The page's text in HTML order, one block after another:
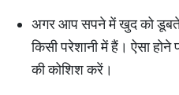
अगर आप सपने में खुद को
किसी परेशानी में हैं। ऐसा
की कोशिश करें।